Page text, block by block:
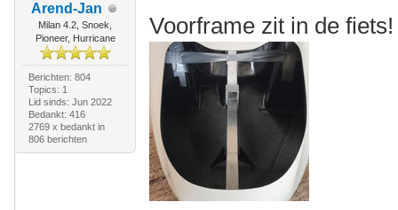
Arend-Jan
Milan 4.2, Snoek,
Pioneer, Hurricane
Berichten: 804
Topics: 1
Lid sinds: Jun 2022
Bedankt: 416
2769 x bedankt in
806 berichten
Voorframe zit in de fiets!